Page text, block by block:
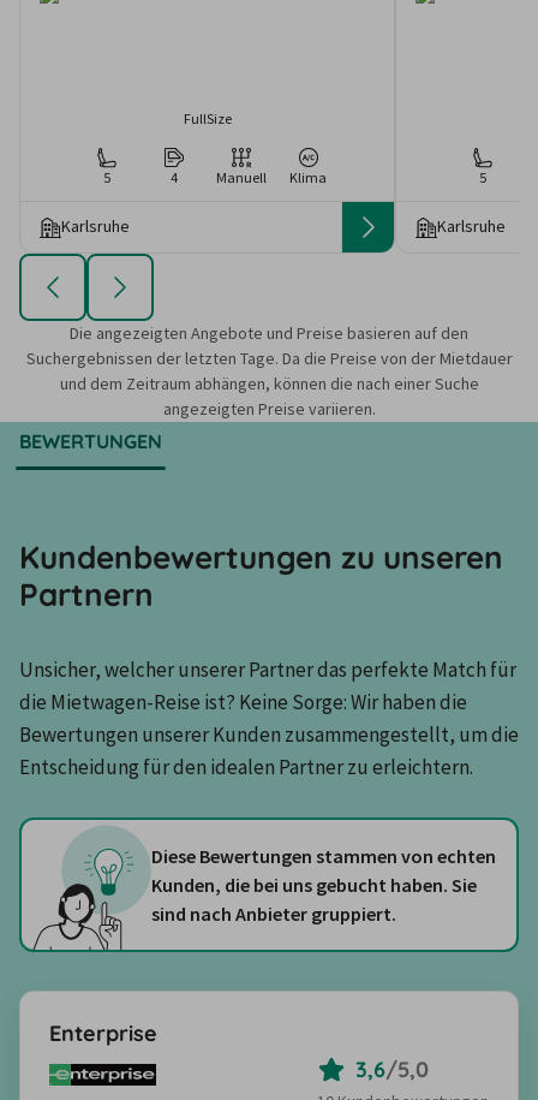
FullSize
5 4 Manuell Klima
Karlsruhe
5
Karlsruhe
Die angezeigten Angebote und Preise basieren auf den
Suchergebnissen der letzten Tage. Da die Preise von der Mietdauer
und dem Zeitraum abhängen, können die nach einer Suche
angezeigten Preise variieren.
BEWERTUNGEN
Kundenbewertungen zu unseren
Partnern
Unsicher, welcher unserer Partner das perfekte Match für
die Mietwagen-Reise ist? Keine Sorge: Wir haben die
Bewertungen unserer Kunden zusammengestellt, um die
Entscheidung für den idealen Partner zu erleichtern.
Diese Bewertungen stammen von echten
Kunden, die bei uns gebucht haben. Sie
sind nach Anbieter gruppiert.
Enterprise
3,6/5,0